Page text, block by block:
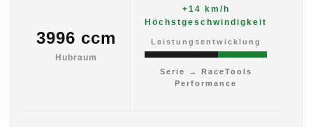
3996 ccm
Hubraum
+14 km/h
Höchstgeschwindigkeit
Leistungsentwicklung
Serie → RaceTools
Performance